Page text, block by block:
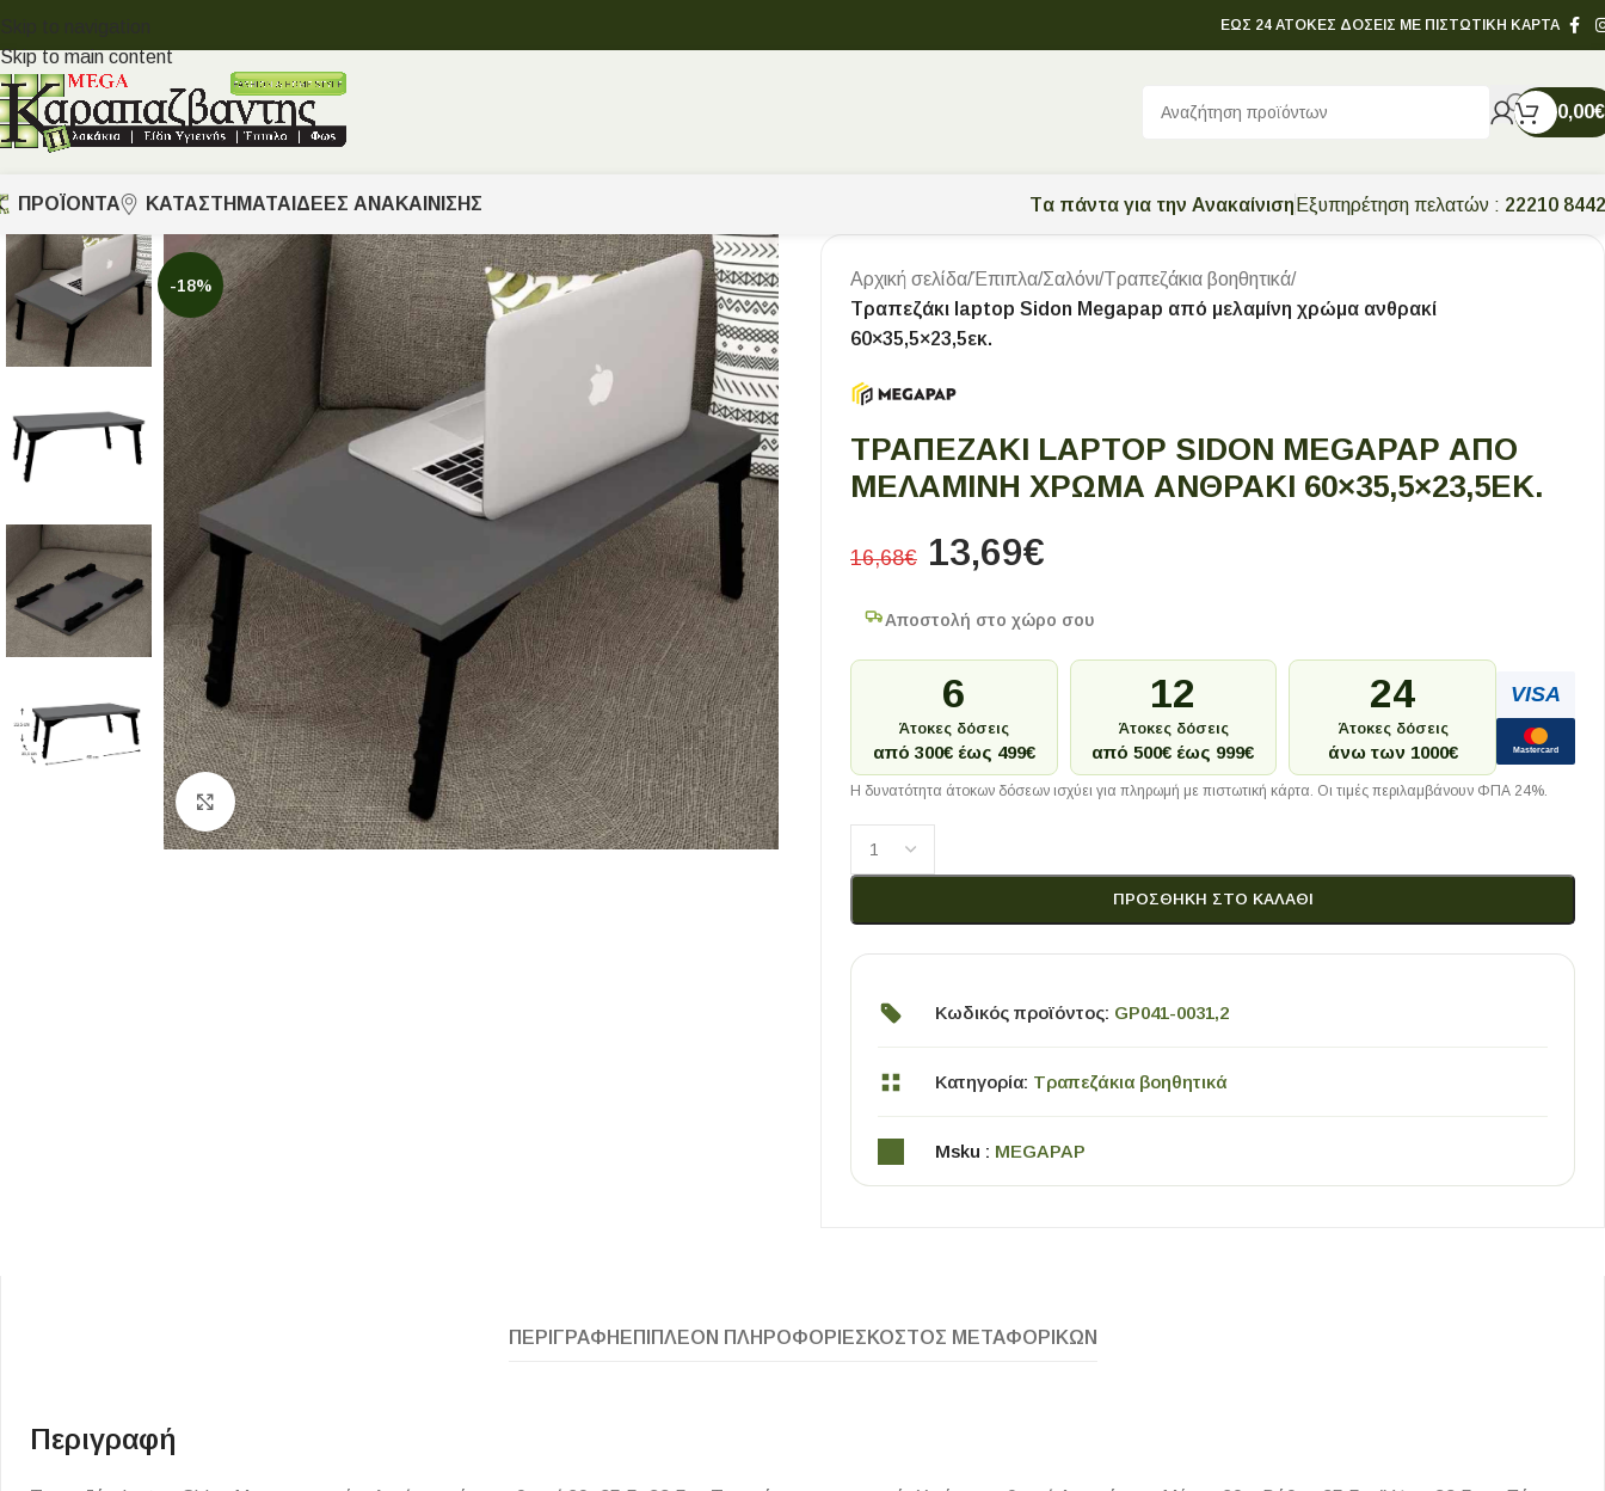
Skip to navigation
Skip to main content
ΕΩΣ 24 ΑΤΟΚΕΣ ΔΟΣΕΙΣ ΜΕ ΠΙΣΤΩΤΙΚΗ ΚΑΡΤΑ
0,00€
ΠΡΟΪΟΝΤΑ
ΧΡΗΣΙΜΑ
ΚΑΤΑΣΤΗΜΑΤΑ ΙΔΈΕΣ ΑΝΑΚΑΊΝΙΣΗΣ Tα πάντα για την Ανακαίνιση Εξυπηρέτηση πελατών : 22210
-18%
Κλικ για μεγέθυνση
Αρχική σελίδα/Έπιπλα/Σαλόνι/Τραπεζάκια βοηθητικά/
Τραπεζάκι laptop Sidon Megapap από μελαμίνη χρώμα ανθρακί
60×35,5×23,5εκ.
ΤΡΑΠΕΖΆΚΙ LAPTOP SIDON MEGAPAP ΑΠΌ
ΜΕΛΑΜΊΝΗ ΧΡΏΜΑ ΑΝΘΡΑΚΊ 60×35,5×23,5ΕΚ.
16,68€ 13,69€
Αποστολή στο χώρο σου
6
Άτοκες δόσεις
από 300€ έως 499€
12
Άτοκες δόσεις
από 500€ έως 999€
24
Άτοκες δόσεις
άνω των 1000€
VISA
Mastercard
Η δυνατότητα άτοκων δόσεων ισχύει για πληρωμή με πιστωτική κάρτα. Οι τιμές περιλαμβάνουν ΦΠΑ 24%.
ΠΡΟΣΘΉΚΗ ΣΤΟ ΚΑΛΆΘΙ
Κωδικός προϊόντος: GP041-0031,2
Κατηγορία: Τραπεζάκια βοηθητικά
Msku : MEGAPAP
ΠΕΡΙΓΡΑΦΉ ΕΠΙΠΛΈΟΝ ΠΛΗΡΟΦΟΡΊΕΣ ΚΌΣΤΟΣ ΜΕΤΑΦΟΡΙΚΏΝ
Περιγραφή